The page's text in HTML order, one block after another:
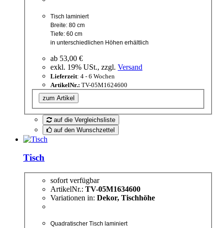
Tisch laminiert
Breite: 80 cm
Tiefe: 60 cm
in unterschiedlichen Höhen erhältlich
ab 53,00 €
exkl. 19% USt., zzgl. Versand
Lieferzeit: 4 - 6 Wochen
ArtikelNr.: TV-05M1624600
zum Artikel
auf die Vergleichsliste
auf den Wunschzettel
Tisch
sofort verfügbar
ArtikelNr.: TV-05M1634600
Variationen in: Dekor, Tischhöhe
Quadratischer Tisch laminiert